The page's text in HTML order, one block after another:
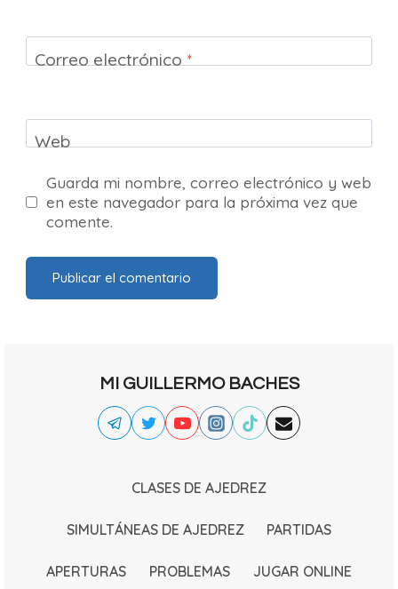
Correo electrónico *
Web
Guarda mi nombre, correo electrónico y web
en este navegador para la próxima vez que
comente.
MI GUILLERMO BACHES
CLASES DE AJEDREZ
SIMULTÁNEAS DE AJEDREZ PARTIDAS
APERTURAS PROBLEMAS JUGAR ONLINE